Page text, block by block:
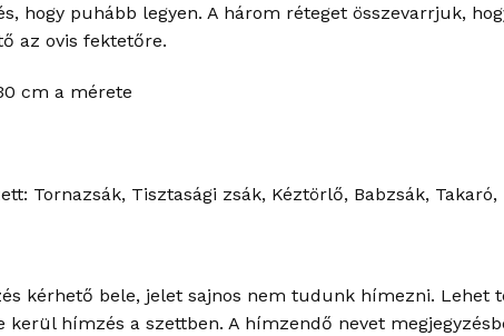
hogy puhább legyen. A három réteget összevarrjuk,
az ovis fektetőre.
cm a mérete
Tornazsák, Tisztasági zsák, Kéztörlő, Babzsák,
kérhető bele, jelet sajnos nem tudunk hímezni. Lehet
kerül hímzés a szettben. A hímzendő nevet